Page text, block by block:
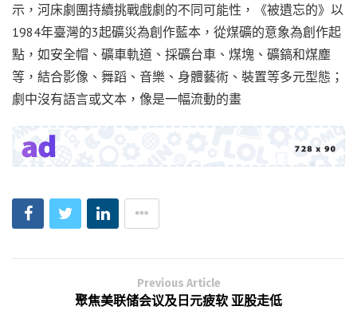
示，河床劇團持續挑戰戲劇的不同可能性，《被遺忘的》以
1984年臺灣的3起礦災為創作藍本，從煤礦的意象為創作起
點，如安全帽、礦車軌道、採礦台車、煤塊、礦鎬和煤塵
等，結合影像、舞蹈、音樂、身體藝術、裝置等多元型態；
劇中沒有語言或文本，像是一幅流動的畫
Previous Article
聚焦美联储会议及日元疲软 亚股走低